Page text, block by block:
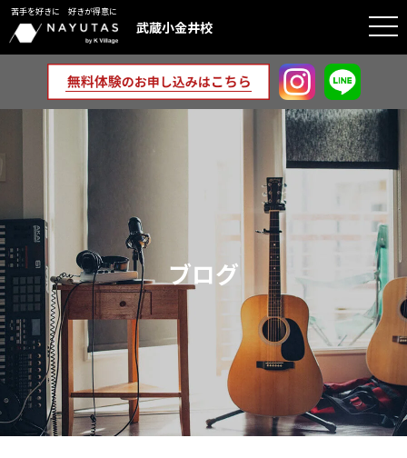
苦手を好きに 好きが得意に
武蔵小金井校
ブログ